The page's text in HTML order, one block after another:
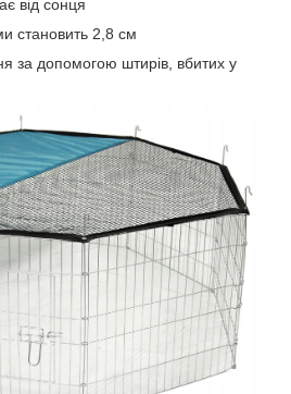
від сонця
становить 2,8 см
за допомогою штирів, вбитих у